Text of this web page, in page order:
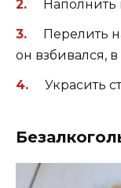
Наполнить
Перелить
он взбивался,
Украсить